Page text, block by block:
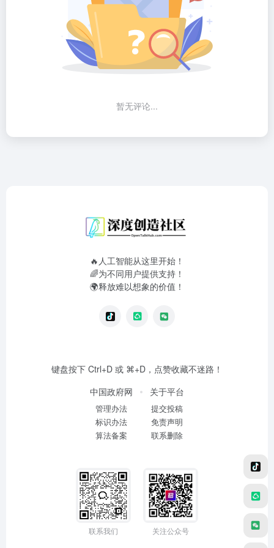
暂无评论...
🔥人工智能从这里开始！
🌈为不同用户提供支持！
🌍释放难以想象的价值！
键盘按下 Ctrl+D 或 ⌘+D，点赞收藏不迷路！
中国政府网
管理办法
标识办法
算法备案
关于平台
提交投稿
免责声明
联系删除
联系我们 关注公众号